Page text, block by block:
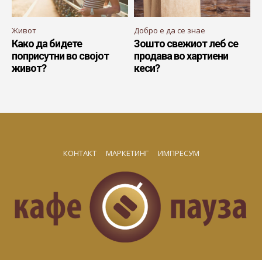
Живот
Како да бидете
поприсутни во својот
живот?
Добро е да се знае
Зошто свежиот леб се
продава во хартиени
кеси?
КОНТАКТ МАРКЕТИНГ ИМПРЕСУМ